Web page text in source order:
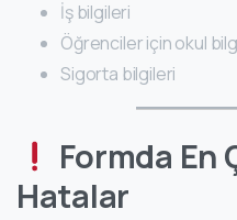
İş bilgileri
Öğrenciler için okul
Sigorta bilgileri
Formda En
Hatalar